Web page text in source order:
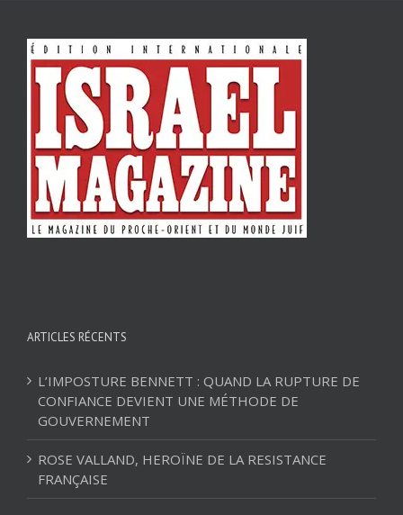
ARTICLES RÉCENTS
L’IMPOSTURE BENNETT : QUAND LA RUPTURE DE
CONFIANCE DEVIENT UNE MÉTHODE DE
GOUVERNEMENT
ROSE VALLAND, HEROÏNE DE LA RESISTANCE
FRANÇAISE